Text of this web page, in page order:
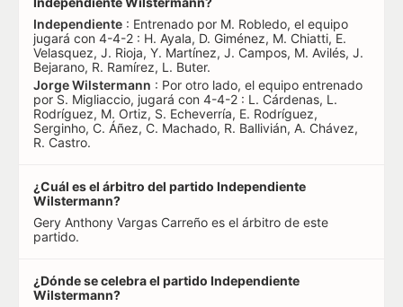
Independiente : Entrenado por M. Robledo, el equipo
jugará con 4-4-2 : H. Ayala, D. Giménez, M. Chiatti, E.
Velasquez, J. Rioja, Y. Martínez, J. Campos, M. Avilés, J.
Bejarano, R. Ramírez, L. Buter.
Jorge Wilstermann : Por otro lado, el equipo entrenado
por S. Migliaccio, jugará con 4-4-2 : L. Cárdenas, L.
Rodríguez, M. Ortiz, S. Echeverría, E. Rodríguez,
Serginho, C. Áñez, C. Machado, R. Ballivián, A. Chávez,
R. Castro.
¿Cuál es el árbitro del partido Independiente
Wilstermann?
Gery Anthony Vargas Carreño es el árbitro de este
partido.
¿Dónde se celebra el partido Independiente
Wilstermann?